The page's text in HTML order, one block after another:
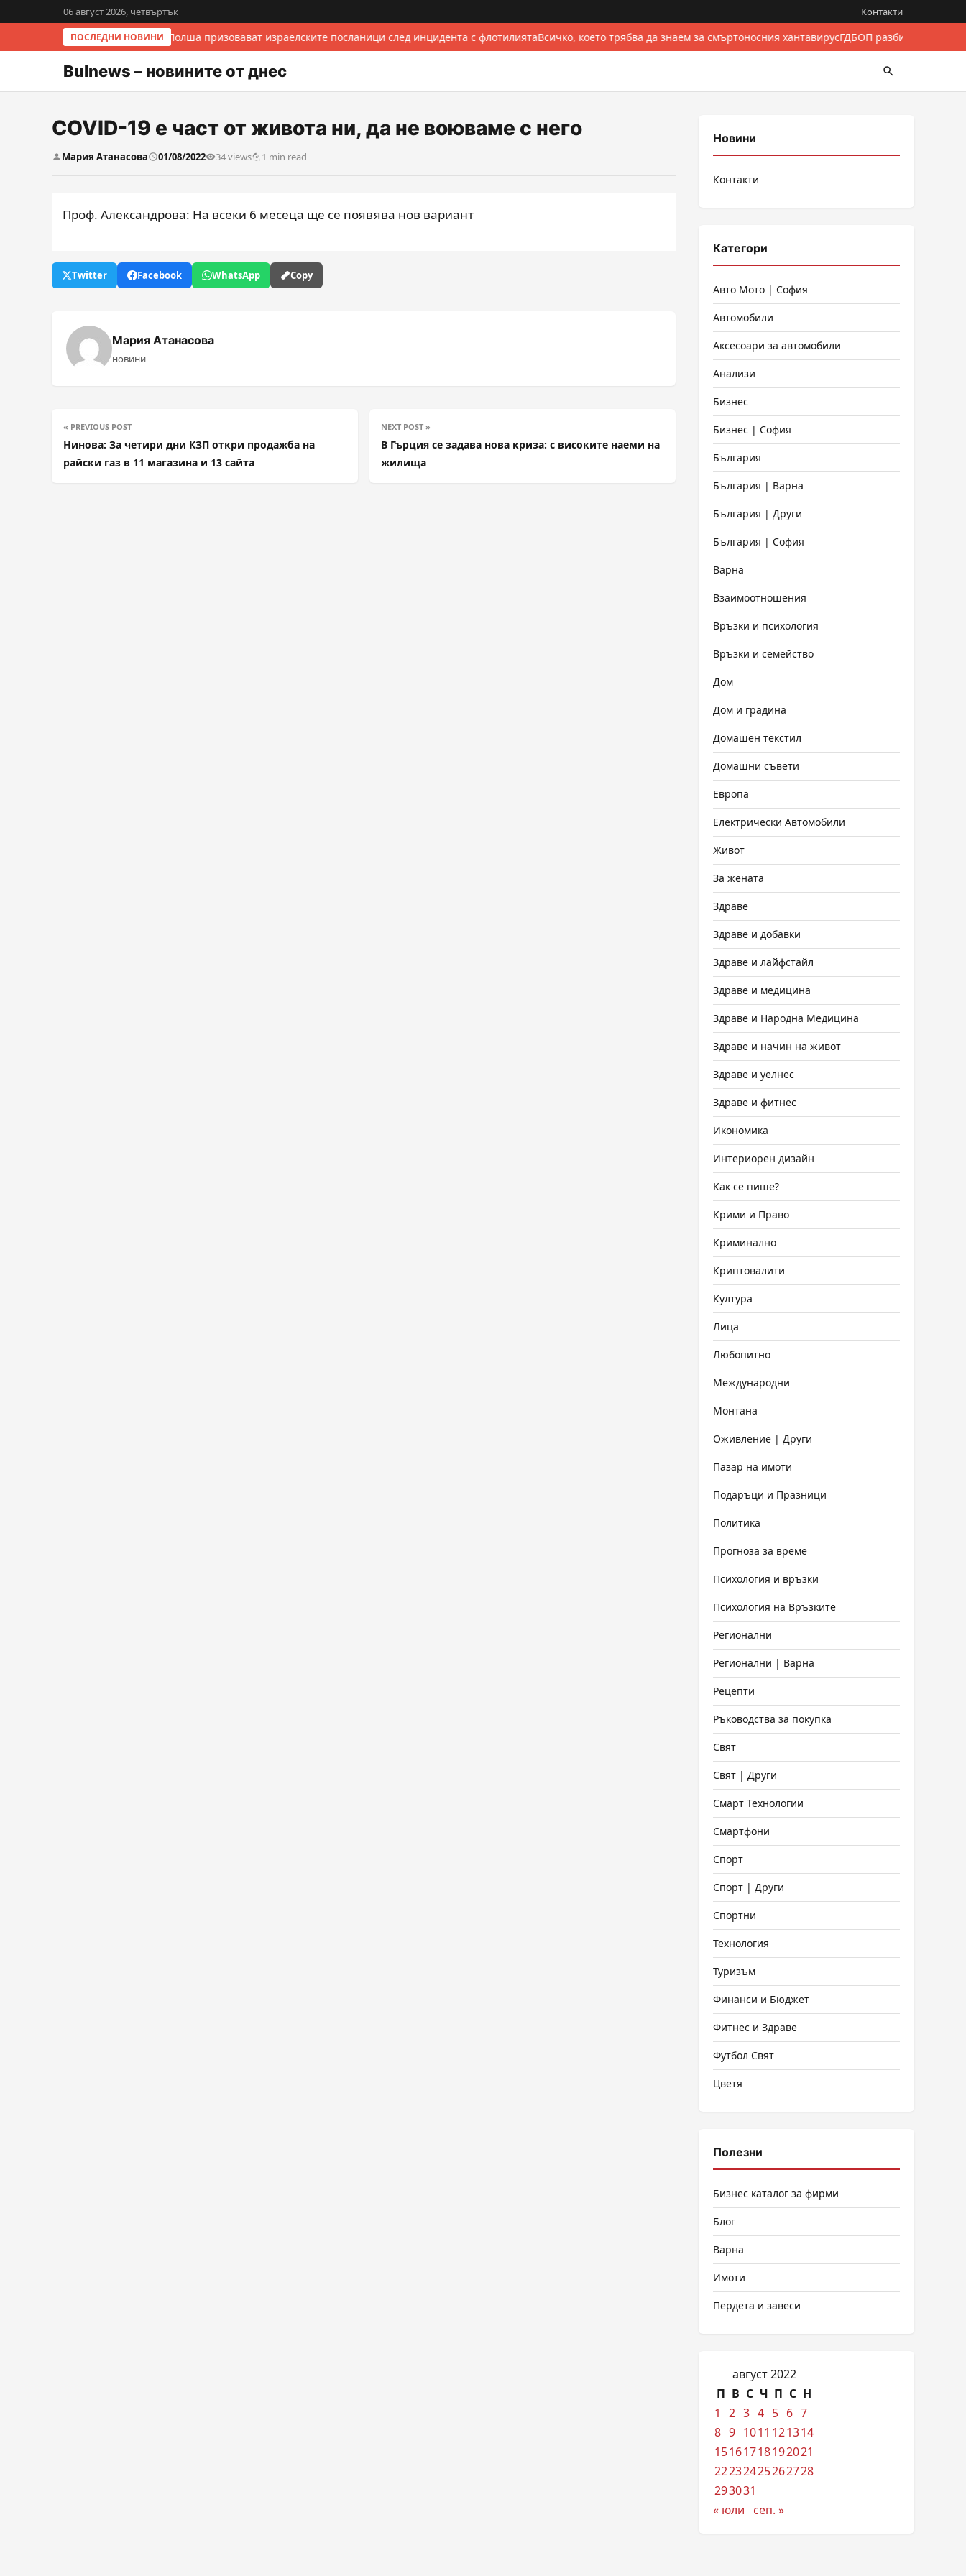
06 август 2026, четвъртък Контакти
ПОСЛЕДНИ НОВИНИИталия и Полша призовават израелските посланици след инцидента с флотилиятаВсичко, което трябва да знаем за смъртоносния хантавирусГДБОП разби
Bulnews – новините от днес
COVID-19 е част от живота ни, да не воюваме с него
Мария Атанасова 01/08/2022 34 views 1 min read
Проф. Александрова: На всеки 6 месеца ще се появява нов вариант
Twitter Facebook WhatsApp Copy
Мария Атанасова
новини
« PREVIOUS POST
Нинова: За четири дни КЗП откри продажба на
райски газ в 11 магазина и 13 сайта
NEXT POST »
В Гърция се задава нова криза: с високите наеми на
жилища
Новини
Контакти
Категори
Авто Мото | София
Автомобили
Аксесоари за автомобили
Анализи
Бизнес
Бизнес | София
България
България | Варна
България | Други
България | София
Варна
Взаимоотношения
Връзки и психология
Връзки и семейство
Дом
Дом и градина
Домашен текстил
Домашни съвети
Европа
Електрически Автомобили
Живот
За жената
Здраве
Здраве и добавки
Здраве и лайфстайл
Здраве и медицина
Здраве и Народна Медицина
Здраве и начин на живот
Здраве и уелнес
Здраве и фитнес
Икономика
Интериорен дизайн
Как се пише?
Крими и Право
Криминално
Криптовалити
Култура
Лица
Любопитно
Международни
Монтана
Оживление | Други
Пазар на имоти
Подаръци и Празници
Политика
Прогноза за време
Психология и връзки
Психология на Връзките
Регионални
Регионални | Варна
Рецепти
Ръководства за покупка
Свят
Свят | Други
Смарт Технологии
Смартфони
Спорт
Спорт | Други
Спортни
Технология
Туризъм
Финанси и Бюджет
Фитнес и Здраве
Футбол Свят
Цветя
Полезни
Бизнес каталог за фирми
Блог
Варна
Имоти
Пердета и завеси
август 2022
П В С Ч П С Н
1
2 3 4 5 6 7
8 9 1011 121314
15161718192021
22232425262728
293031
« юли
сеп. »